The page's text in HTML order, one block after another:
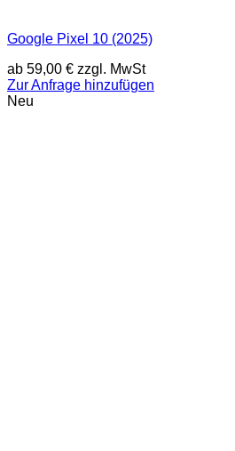
Google Pixel 10 (2025)
ab 59,00 € zzgl. MwSt
Zur Anfrage hinzufügen
Neu